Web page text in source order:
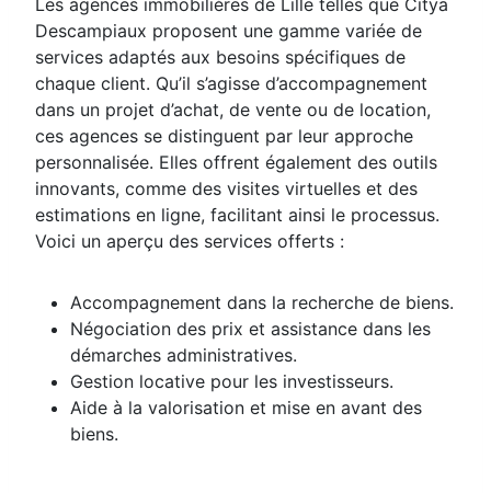
Les agences immobilières de Lille telles que Citya
Descampiaux proposent une gamme variée de
services adaptés aux besoins spécifiques de
chaque client. Qu’il s’agisse d’accompagnement
dans un projet d’achat, de vente ou de location,
ces agences se distinguent par leur approche
personnalisée. Elles offrent également des outils
innovants, comme des visites virtuelles et des
estimations en ligne, facilitant ainsi le processus.
Voici un aperçu des services offerts :
Accompagnement dans la recherche de biens.
Négociation des prix et assistance dans les
démarches administratives.
Gestion locative pour les investisseurs.
Aide à la valorisation et mise en avant des
biens.